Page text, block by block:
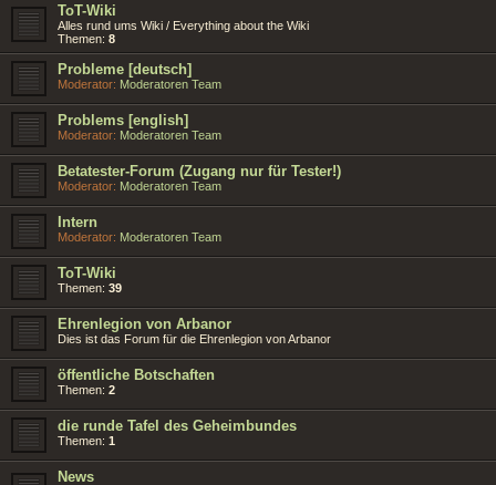
ToT-Wiki
Alles rund ums Wiki / Everything about the Wiki
Themen: 8
Probleme [deutsch]
Moderator: Moderatoren Team
Problems [english]
Moderator: Moderatoren Team
Betatester-Forum (Zugang nur für Tester!)
Moderator: Moderatoren Team
Intern
Moderator: Moderatoren Team
ToT-Wiki
Themen: 39
Ehrenlegion von Arbanor
Dies ist das Forum für die Ehrenlegion von Arbanor
öffentliche Botschaften
Themen: 2
die runde Tafel des Geheimbundes
Themen: 1
News